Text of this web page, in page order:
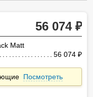
56 074
Matt
56 074
Посмотреть